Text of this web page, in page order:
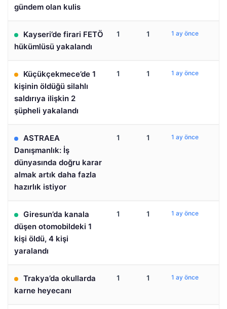
gündem olan kulis
Kayseri’de firari FETÖ
hükümlüsü yakalandı
1 1 1 ay önce
Küçükçekmece’de 1
kişinin öldüğü silahlı
saldırıya ilişkin 2
şüpheli yakalandı
1 1 1 ay önce
ASTRAEA
Danışmanlık: İş
dünyasında doğru karar
almak artık daha fazla
hazırlık istiyor
1 1 1 ay önce
Giresun’da kanala
düşen otomobildeki 1
kişi öldü, 4 kişi
yaralandı
1 1 1 ay önce
Trakya’da okullarda
karne heyecanı
1 1 1 ay önce